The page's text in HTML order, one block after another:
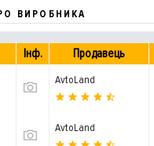
ВИРОБНИКА
Інф. Продавець
AvtoLand
AvtoLand